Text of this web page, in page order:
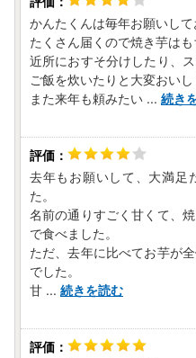
かんたくんは毎年お願いして
たくさん届くので焼き芋はも
近所におすそ分けしたり、
ご飯を炊いたりと大変おいし
また来年も頼みたい ... 続き
去年もお願いして、大満足
た。
名前の通りすごく甘くて、
で食べました。
ただ、去年に比べてお芋が
でした。
甘 ... 続きを読む